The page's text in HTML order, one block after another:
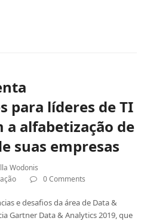
para líderes de TI
alfabetização de
suas empresas
Wodonis
0 Comments
e desafios da área de Data &
Gartner Data & Analytics 2019, que